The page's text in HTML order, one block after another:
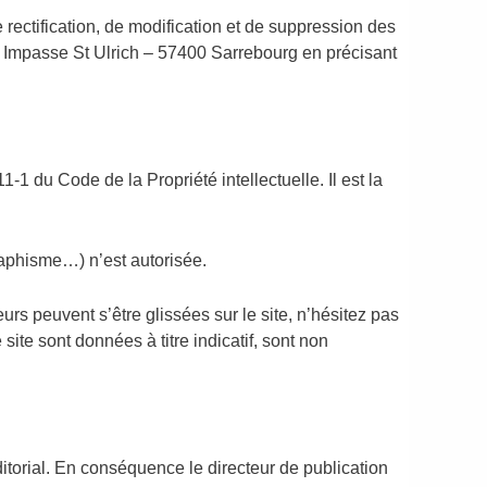
rectification, de modification et de suppression des
St Ulrich – 57400 Sarrebourg en précisant
1 du Code de la Propriété intellectuelle. Il est la
n’est autorisée.
peuvent s’être glissées sur le site, n’hésitez pas
sont données à titre indicatif, sont non
En conséquence le directeur de publication